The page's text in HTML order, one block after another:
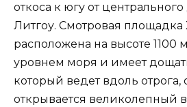
откоса к югу от
Литгоу. Смотровая площадка
расположена на высоте 1100
уровнем моря и имеет
который ведет вдоль отрога,
открывается великолепный